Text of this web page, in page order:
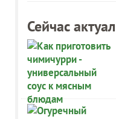
Сейчас